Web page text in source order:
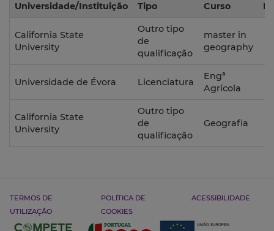
Universidade/Instituição Tipo Curso
California State
University
Outro tipo
de
qualificação
master in
geography
Universidade de Évora Licenciatura
Engª
Agrícola
California State
University
Outro tipo
de
qualificação
Geografia
TERMOS DE
UTILIZAÇÃO
POLÍTICA DE
COOKIES
ACESSIBILIDADE